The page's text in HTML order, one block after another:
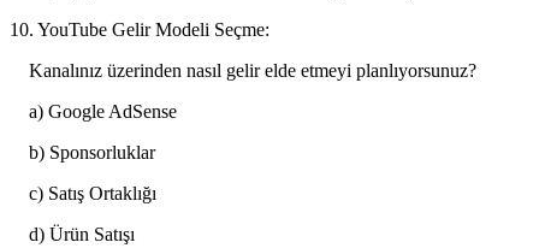
10. YouTube Gelir Modeli Seçme:
Kanalınız üzerinden nasıl gelir elde etmeyi planlıyorsunuz?
a) Google AdSense
b) Sponsorluklar
c) Satış Ortaklığı
d) Ürün Satışı